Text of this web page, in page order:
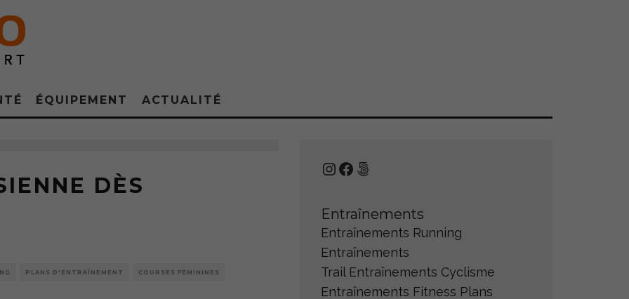
ÉQUIPEMENT ACTUALITÉ
DÈS
PLANS D'ENTRAÎNEMENT COURSES FÉMININES
Instagram
Facebook
500px
Entraînements
Entraînements Running
Entraînements
Trail Entraînements Cyclisme
Entraînements Fitness Plans